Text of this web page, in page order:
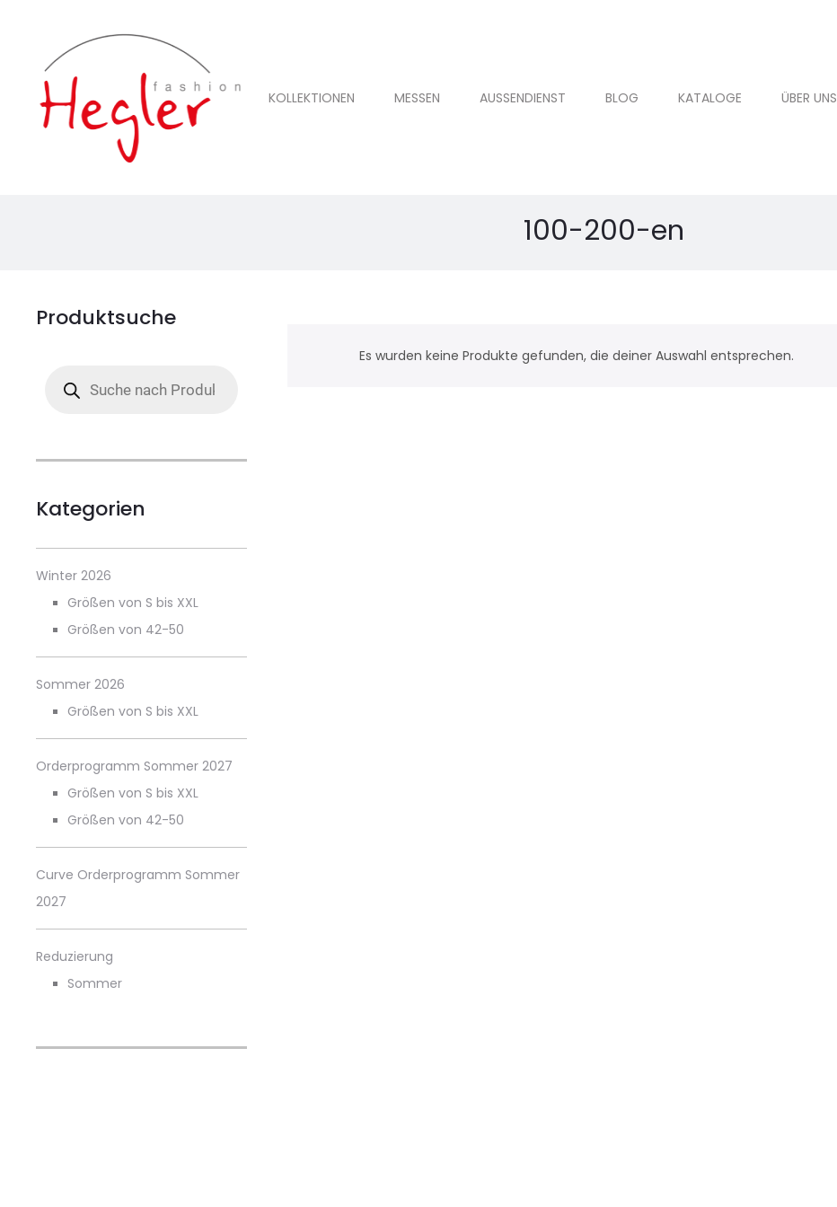
KOLLEKTIONEN MESSEN AUSSENDIENST BLOG KATALOGE ÜBER UNS
100-200-en
Es wurden keine Produkte gefunden, die deiner Auswahl entsprechen.
Produktsuche
search
Kategorien
Winter 2026
Größen von S bis XXL
Größen von 42-50
Sommer 2026
Größen von S bis XXL
Orderprogramm Sommer 2027
Größen von S bis XXL
Größen von 42-50
Curve Orderprogramm Sommer
2027
Reduzierung
Sommer